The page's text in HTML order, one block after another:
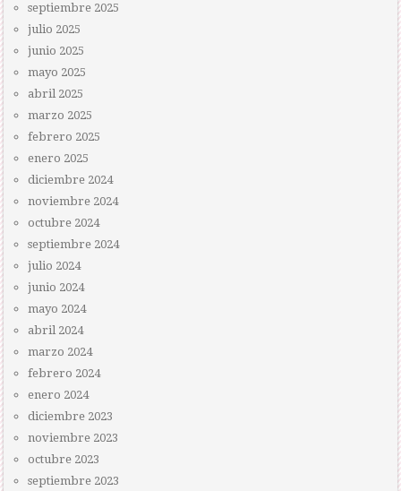
septiembre 2025
julio 2025
junio 2025
mayo 2025
abril 2025
marzo 2025
febrero 2025
enero 2025
diciembre 2024
noviembre 2024
octubre 2024
septiembre 2024
julio 2024
junio 2024
mayo 2024
abril 2024
marzo 2024
febrero 2024
enero 2024
diciembre 2023
noviembre 2023
octubre 2023
septiembre 2023